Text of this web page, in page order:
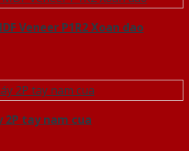
Veneer P1R2 Xoan dao
2P tay nam cua